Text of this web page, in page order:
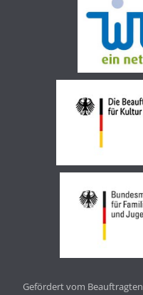
Gefördert vom